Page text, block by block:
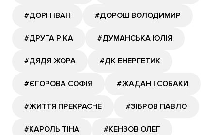
#ДОРН ІВАН #ДОРОШ ВОЛОДИМИР
#ДРУГА РІКА #ДУМАНСЬКА ЮЛІЯ
#ДЯДЯ ЖОРА #ДК ЕНЕРГЕТИК
#ЄГОРОВА СОФІЯ #ЖАДАН І СОБАКИ
#ЖИТТЯ ПРЕКРАСНЕ #ЗІБРОВ ПАВЛО
#КАРОЛЬ ТІНА #КЕНЗОВ ОЛЕГ